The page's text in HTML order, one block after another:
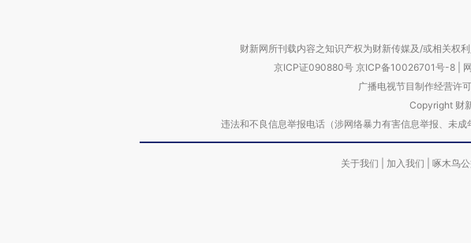
财新网所刊载内容之知识产权为财新传媒及/或相关权
京ICP证090880号 京ICP备10026701号-8
广播电视节目制作经营许
Copyright 财
违法和不良信息举报电话（涉网络暴力有害信息举报、
关于我们 加入我们 啄木鸟